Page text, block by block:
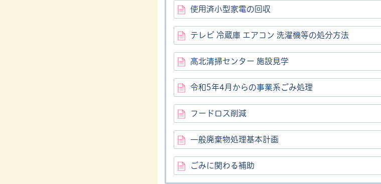
使用済小型家電の回収
テレビ 冷蔵庫 エアコン 洗濯機等の処分方法
高北清掃センター 施設見学
令和5年4月からの事業系ごみ処理
フードロス削減
一般廃棄物処理基本計画
ごみに関わる補助